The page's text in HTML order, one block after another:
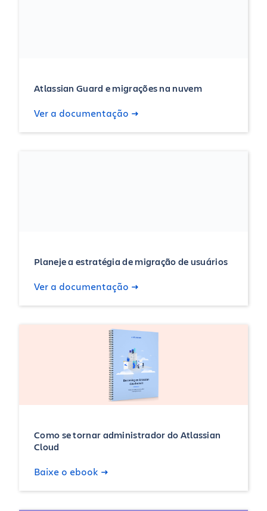
Atlassian Guard e migrações na nuvem
Ver a documentação
Planeje a estratégia de migração de usuários
Ver a documentação
Como se tornar administrador do Atlassian
Cloud
Baixe o ebook